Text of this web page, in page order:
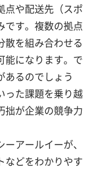
点や配送先（スポ
です。複数の拠点
散を組み合わせる
能になります。で
あるのでしょう
った課題を乗り越
拙が企業の競争力
アールイーが、
などをわかりやす